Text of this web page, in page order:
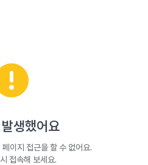
생했어요
이지 접근을 할 수 없어요.
접속해 보세요.